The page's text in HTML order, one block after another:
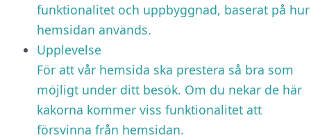
funktionalitet och uppbyggnad, baserat på hur
hemsidan används.
Upplevelse
För att vår hemsida ska prestera så bra som
möjligt under ditt besök. Om du nekar de här
kakorna kommer viss funktionalitet att
försvinna från hemsidan.